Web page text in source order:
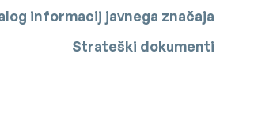
informacij javnega značaja
Strateški dokumenti